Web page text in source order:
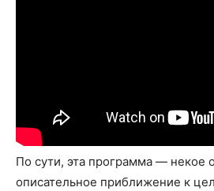
По сути, эта программа — некое
описательное приближение к